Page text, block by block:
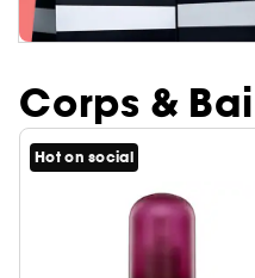
Corps &
Hot on social